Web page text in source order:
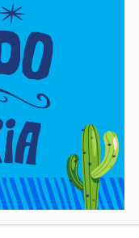
experiência,
Estação
de 90 dias)
de experiência,
de embalagem
de Simões